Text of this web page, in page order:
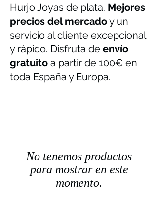
Hurjo Joyas de plata. Mejores
precios del mercadoy un
servicio al cliente excepcional
y rápido. Disfruta de envío
gratuito a partir de 100€ en
toda España y Europa.
No tenemos productos
para mostrar en este
momento.